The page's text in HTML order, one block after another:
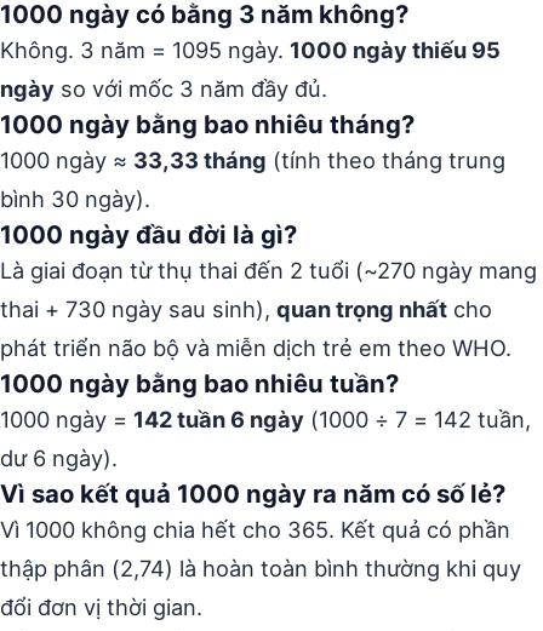
1000 ngày có bằng 3 năm không?
Không. 3 năm = 1095 ngày. 1000 ngày thiếu 95
ngày so với mốc 3 năm đầy đủ.
1000 ngày bằng bao nhiêu tháng?
1000 ngày ≈ 33,33 tháng (tính theo tháng trung
bình 30 ngày).
1000 ngày đầu đời là gì?
Là giai đoạn từ thụ thai đến 2 tuổi (~270 ngày mang
thai + 730 ngày sau sinh), quan trọng nhất cho
phát triển não bộ và miễn dịch trẻ em theo WHO.
1000 ngày bằng bao nhiêu tuần?
1000 ngày = 142 tuần 6 ngày (1000 ÷ 7 = 142 tuần,
dư 6 ngày).
Vì sao kết quả 1000 ngày ra năm có số lẻ?
Vì 1000 không chia hết cho 365. Kết quả có phần
thập phân (2,74) là hoàn toàn bình thường khi quy
đổi đơn vị thời gian.